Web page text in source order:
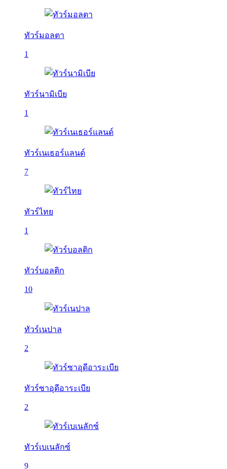
ทัวร์มอลตา
1
ทัวร์นามิเบีย
1
ทัวร์เนเธอร์แลนด์
7
ทัวร์ไทย
1
ทัวร์บอลติก
10
ทัวร์เนปาล
2
ทัวร์ซาอุดีอาระเบีย
2
ทัวร์เบเนลักซ์
9